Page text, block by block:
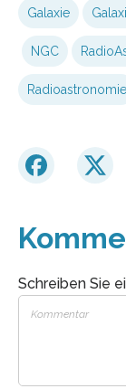
Galaxie
NGC
Radioastronomie
Schreiben Sie